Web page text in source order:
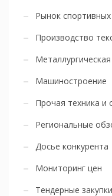
Рынок
Производство
Машиностроение
Прочая техника и
Региональные
Досье конкурента
Мониторинг цен
Тендерные закупки